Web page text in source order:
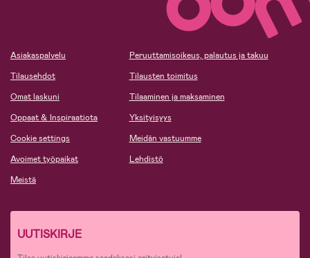
Asiakaspalvelu
Tilausehdot
Omat laskuni
Oppaat & Inspiraatiota
Cookie settings
Avoimet työpaikat
Meistä
Peruuttamisoikeus, palautus ja takuu
Tilausten toimitus
Tilaaminen ja maksaminen
Yksityisyys
Meidän vastuumme
Lehdistö
UUTISKIRJE